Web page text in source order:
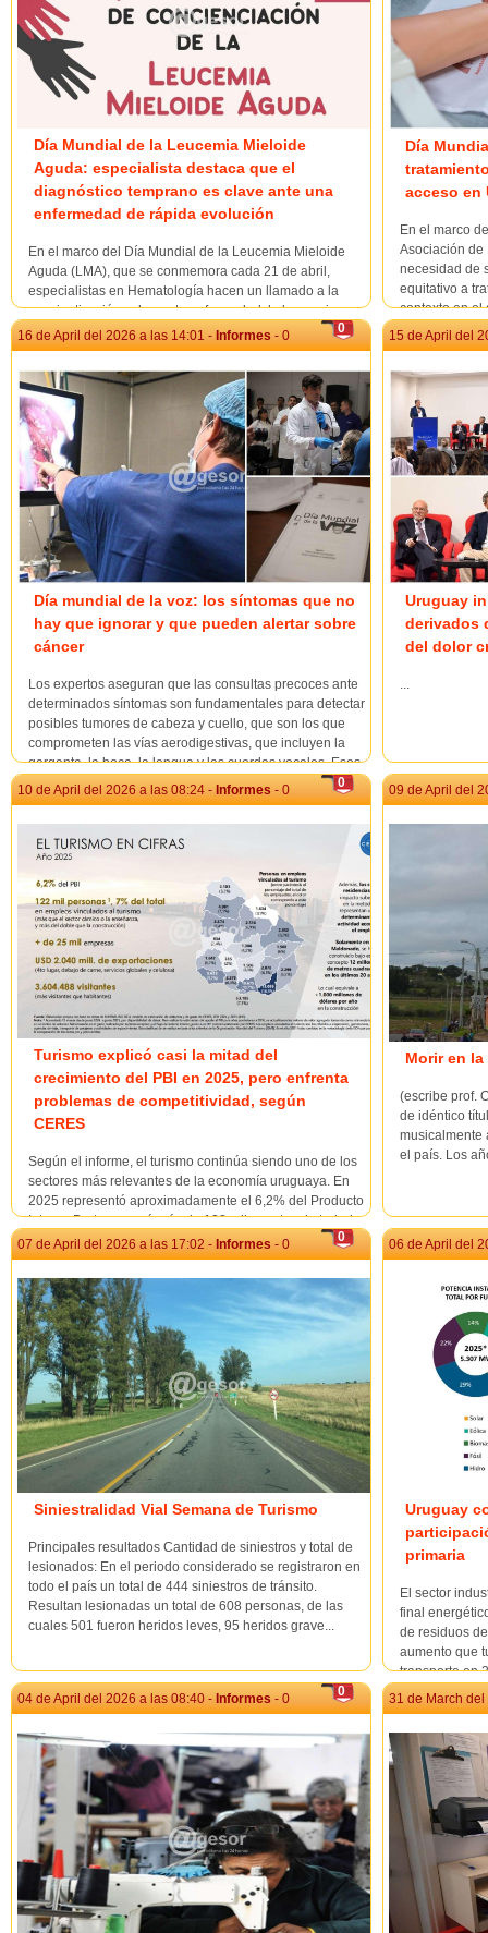
Día Mundial de la Leucemia Mieloide
Aguda: especialista destaca que el
diagnóstico temprano es clave ante una
enfermedad de rápida evolución
En el marco del Día Mundial de la Leucemia Mieloide
Aguda (LMA), que se conmemora cada 21 de abril,
especialistas en Hematología hacen un llamado a la
concientización sobre esta enfermedad, la leucemia
aguda más común en adultos, cuya rápida progresi...
Día
acceso en
En el marco
Asociación de
necesidad de
equitativo a
contexto en el
importantes,
un trasto...
0
16 de April del 2026 a las 14:01 - Informes - 0
Día mundial de la voz: los síntomas que no
hay que ignorar y que pueden alertar sobre
cáncer
Los expertos aseguran que las consultas precoces ante
determinados síntomas son fundamentales para detectar
posibles tumores de cabeza y cuello, que son los que
comprometen las vías aerodigestivas, que incluyen la
garganta, la boca, la lengua y las cuerdas vocales. Esos
síntomas de alarma pueden ser ronquera o camb...
15 de April del
Uruguay
derivados
del dolor
...
0
10 de April del 2026 a las 08:24 - Informes - 0
Turismo explicó casi la mitad del
crecimiento del PBI en 2025, pero enfrenta
problemas de competitividad, según
CERES
Según el informe, el turismo continúa siendo uno de los
sectores más relevantes de la economía uruguaya. En
2025 representó aproximadamente el 6,2% del Producto
Interno Bruto, generó más de 122 mil puestos de trabajo
vinculados a la actividad —alrededor del 7,...
09 de April del
Morir en
(escribe prof.
de idéntico
musicalmente
el país. Los
0
07 de April del 2026 a las 17:02 - Informes - 0
Siniestralidad Vial Semana de Turismo
Principales resultados Cantidad de siniestros y total de
lesionados: En el periodo considerado se registraron en
todo el país un total de 444 siniestros de tránsito.
Resultan lesionadas un total de 608 personas, de las
cuales 501 fueron heridos leves, 95 heridos grave...
06 de April del
Uruguay
primaria
El sector
final
de residuos
aumento que
transporte en
1% de la
0
04 de April del 2026 a las 08:40 - Informes - 0 31 de March